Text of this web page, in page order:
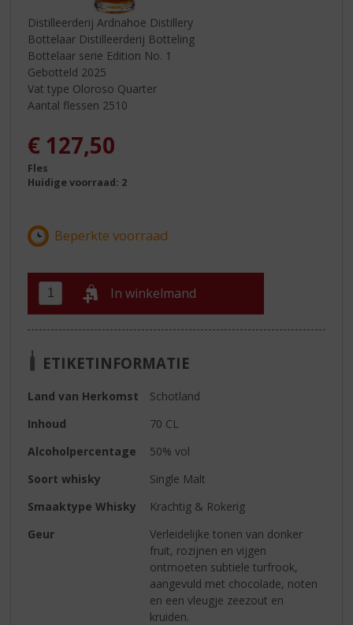
Distilleerderij Ardnahoe Distillery
Bottelaar Distilleerderij Botteling
Bottelaar serie Edition No. 1
Gebotteld 2025
Vat type Oloroso Quarter
Aantal flessen 2510
€ 127,50
Fles
Huidige voorraad: 2
In winkelmand
ETIKETINFORMATIE
Land van Herkomst
Schotland
Inhoud
70 CL
Alcoholpercentage
50% vol
Soort whisky
Single Malt
Smaaktype Whisky
Krachtig & Rokerig
Geur
Verleidelijke tonen van donker
fruit, rozijnen en vijgen
ontmoeten subtiele turfrook,
aangevuld met chocolade, noten
en een vleugje zeezout en
kruiden.